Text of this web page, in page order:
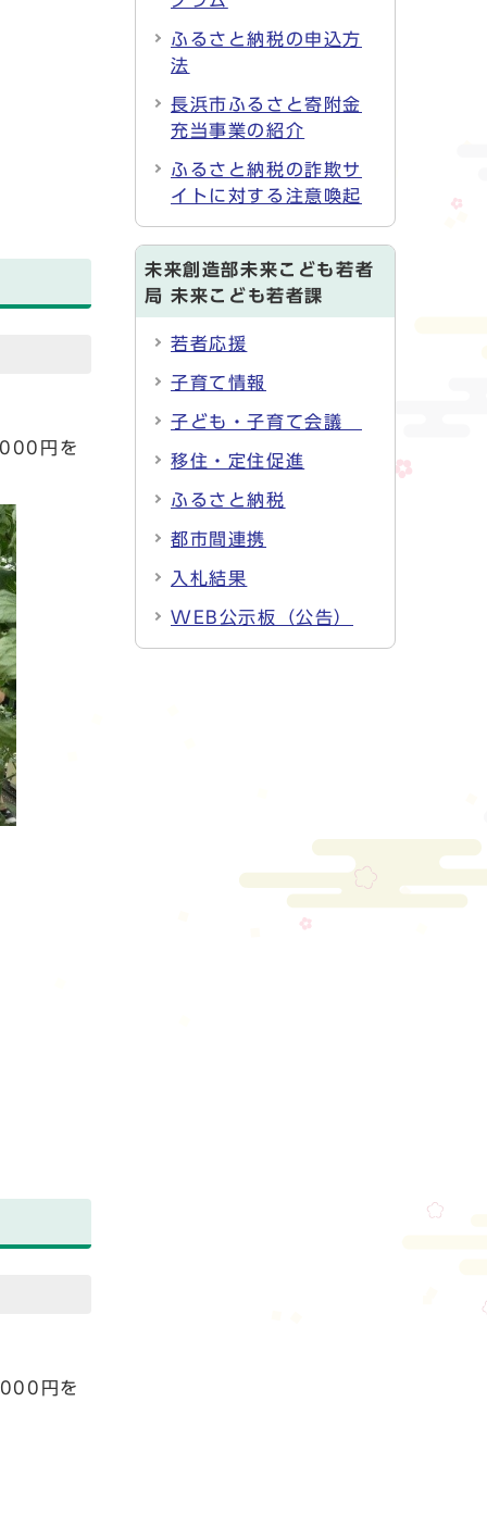
円を
円を
ふるさと納税の申込方
法
長浜市ふるさと寄附金
充当事業の紹介
ふるさと納税の詐欺サ
イトに対する注意喚起
未来創造部未来こども若者
局 未来こども若者課
若者応援
子育て情報
子ども・子育て会議
移住・定住促進
ふるさと納税
都市間連携
入札結果
WEB公示板（公告）